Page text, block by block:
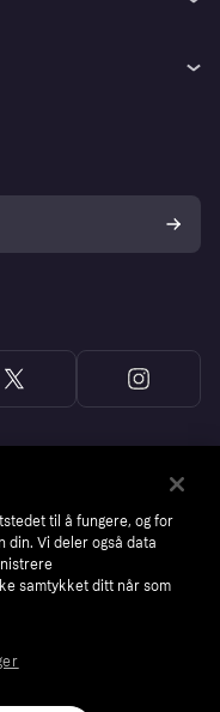
til å fungere, og for
din. Vi deler også data
samtykket ditt når som